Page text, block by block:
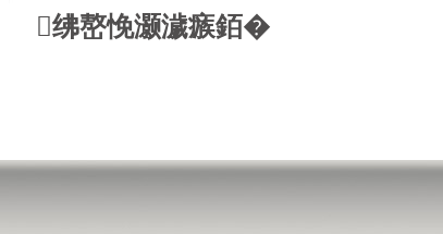
绋嶅悗灏濊瘯銆�